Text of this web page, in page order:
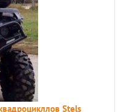
Stels